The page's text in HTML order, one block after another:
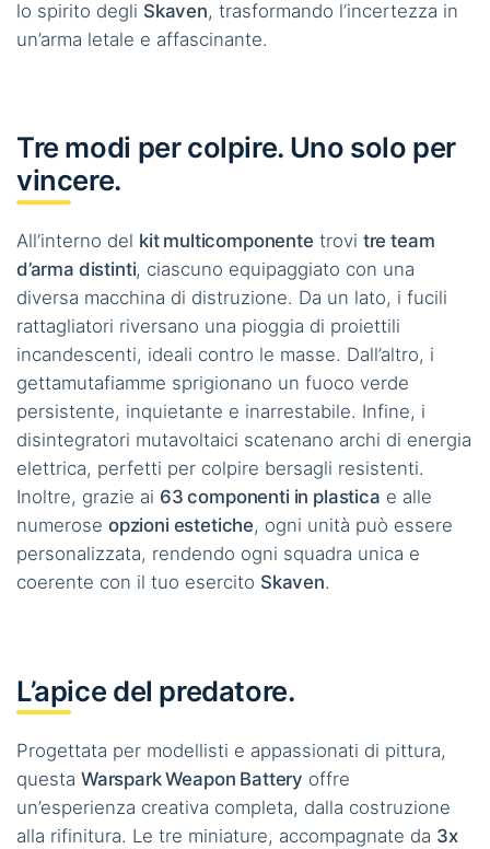
lo spirito degli Skaven, trasformando l’incertezza in
un’arma letale e affascinante.
Tre modi per colpire. Uno solo per
vincere.
All’interno del kit multicomponente trovi tre team
d’arma distinti, ciascuno equipaggiato con una
diversa macchina di distruzione. Da un lato, i fucili
rattagliatori riversano una pioggia di proiettili
incandescenti, ideali contro le masse. Dall’altro, i
gettamutafiamme sprigionano un fuoco verde
persistente, inquietante e inarrestabile. Infine, i
disintegratori mutavoltaici scatenano archi di energia
elettrica, perfetti per colpire bersagli resistenti.
Inoltre, grazie ai 63 componenti in plastica e alle
numerose opzioni estetiche, ogni unità può essere
personalizzata, rendendo ogni squadra unica e
coerente con il tuo esercito Skaven.
L’apice del predatore.
Progettata per modellisti e appassionati di pittura,
questa Warspark Weapon Battery offre
un’esperienza creativa completa, dalla costruzione
alla rifinitura. Le tre miniature, accompagnate da 3x